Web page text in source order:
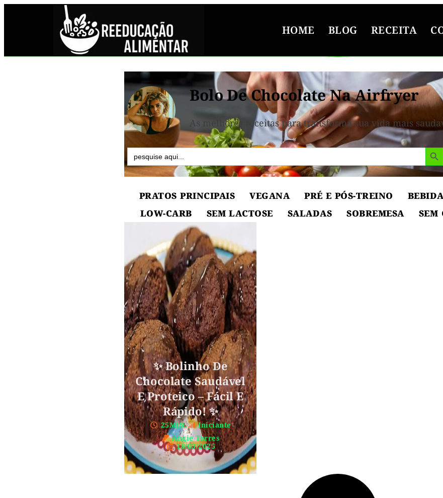
HOME BLOG RECEITA
Bolo De Chocolate Na Airfryer
As melhores receitas para transforma sua vida mais
Search
for:
Search
PRATOS PRINCIPAIS VEGANA PRÉ E PÓS-TREINO
LOW-CARB
SEM LACTOSE SALADAS SOBREMESA SEM
✨ Bolinho De
Chocolate Saudável
E Proteico – Fácil E
Rápido! ✨
25MIN.
Iniciante
Angie Torres
18/03/2025